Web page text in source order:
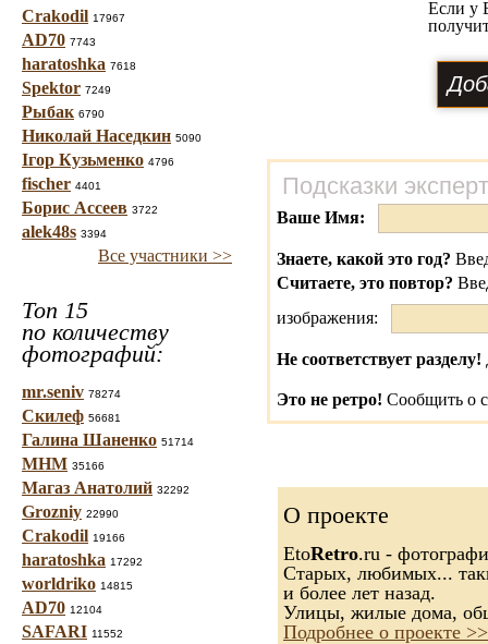
Crakodil 17967
AD70 7743
haratoshka 7618
Spektor 7249
Рыбак 6790
Николай Наседкин 5090
Ігор Кузьменко 4796
fischer 4401
Борис Ассеев 3722
alek48s 3394
Все участники >>
Топ 15
по количеству
фотографий:
mr.seniv 78274
Скилеф 56681
Галина Шаненко 51714
МНМ 35166
Магаз Анатолий 32292
Grozniy 22990
Crakodil 19166
haratoshka 17292
worldriko 14815
AD70 12104
SAFARI 11552
Если у
Подсказки
Ваше Имя:
Знаете, какой это год?
Считаете, это повтор?
изображения:
Не соответствует разделу!
Это не ретро! Сообщить о
О проекте
EtoRetro.ru -
Старых, любимых...
и более лет назад.
Улицы, жилые дома,
Подробнее о проекте >>